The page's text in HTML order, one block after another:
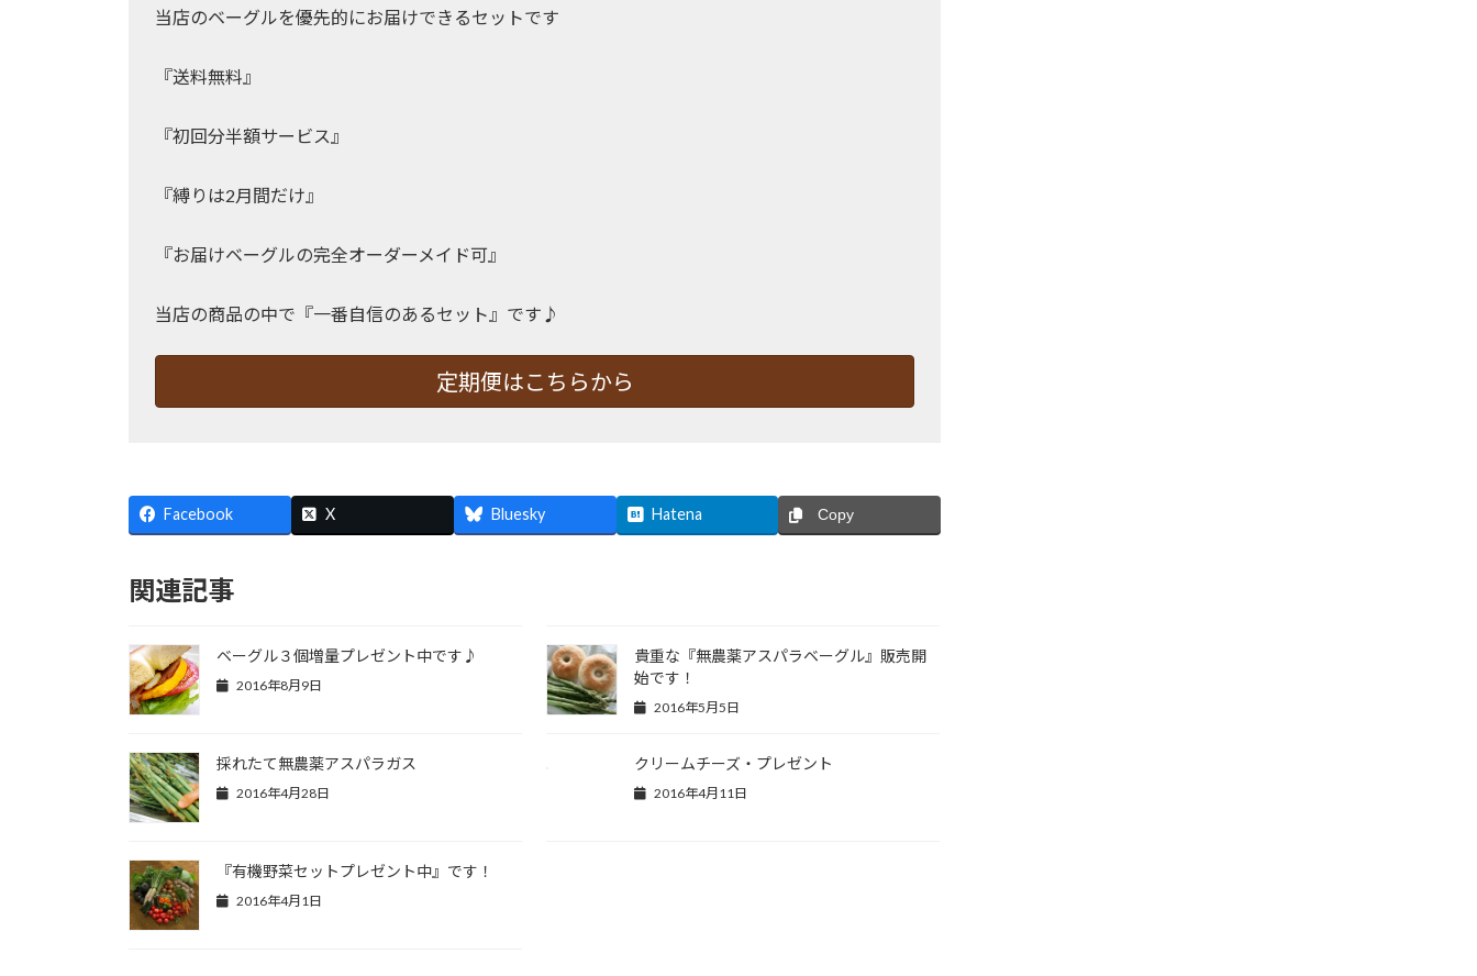
当店のベーグルを優先的にお届けできるセットです
『送料無料』
『初回分半額サービス』
『縛りは2月間だけ』
『お届けベーグルの完全オーダーメイド可』
当店の商品の中で『一番自信のあるセット』です♪
定期便はこちらから
Facebook X Bluesky Hatena Copy
関連記事
ベーグル３個増量プレゼント中です♪
2016年8月9日
貴重な『無農薬アスパラベーグル』販売開
始です！
2016年5月5日
採れたて無農薬アスパラガス
2016年4月28日
クリームチーズ・プレゼント
2016年4月11日
『有機野菜セットプレゼント中』です！
2016年4月1日